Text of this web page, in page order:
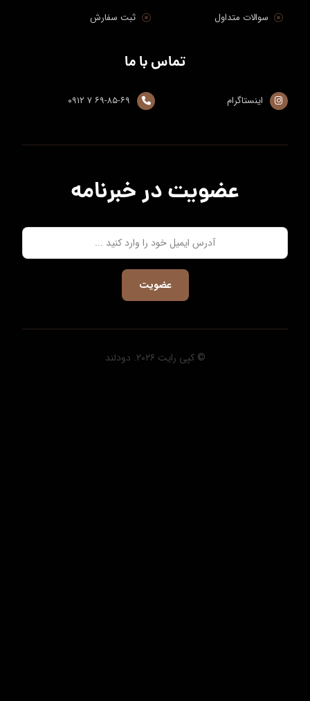
سوالات متداول
ثبت سفارش
تماس با ما
۶۹-۸۵-۶۹ ۷ ۰۹۱۲ اینستاگرام
عضویت در خبرنامه
عضویت
© کپی رایت ۲۰۲۶. دودلند